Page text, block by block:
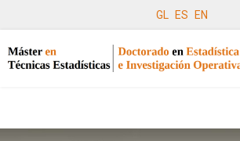
GL ES EN